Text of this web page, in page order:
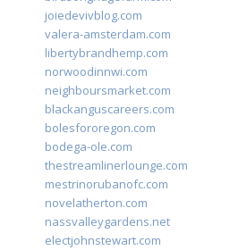
joiedevivblog.com
valera-amsterdam.com
libertybrandhemp.com
norwoodinnwi.com
neighboursmarket.com
blackanguscareers.com
bolesfororegon.com
bodega-ole.com
thestreamlinerlounge.com
mestrinorubanofc.com
novelatherton.com
nassvalleygardens.net
electjohnstewart.com